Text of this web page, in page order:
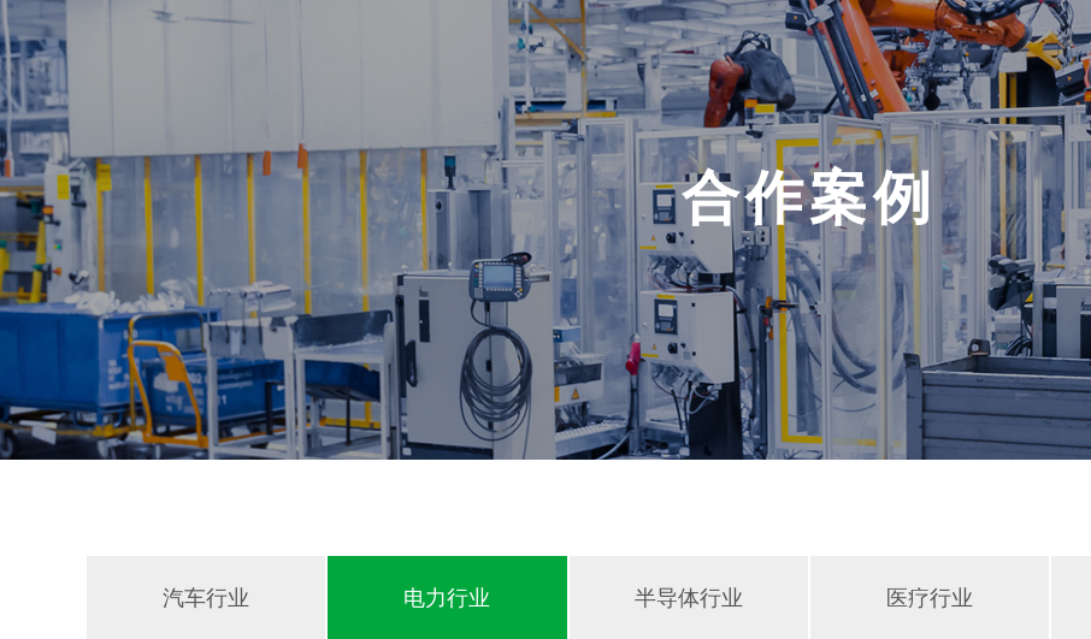
合作案例
汽车行业 电力行业 半导体行业 医疗行业